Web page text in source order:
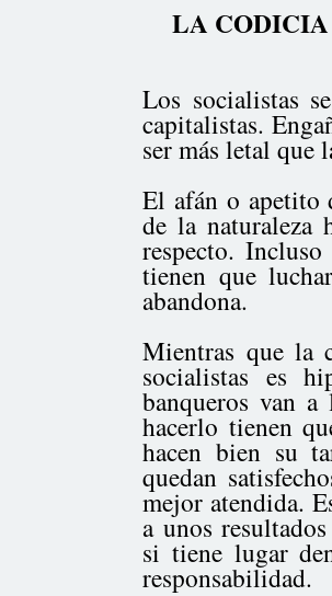
LA
Los socialistas
capitalistas.
ser más letal que
El afán o apetito
de la naturaleza
respecto.
tienen que
abandona.
Mientras que la
socialistas es
banqueros van
hacerlo tienen
hacen bien su
quedan
mejor atendida.
a unos
si tiene lugar
responsabilidad.